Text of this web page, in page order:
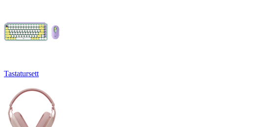
Tastatursett